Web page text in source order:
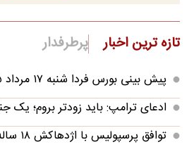
تازه ترین اخبار پرطرفدار
پیش بینی بورس فردا شنبه ۱۷ مرداد ۱۴۰۵
ادعای ترامپ: باید زودتر بروم؛ یک
توافق پرسپولیس با اژدهاکش ۱۸ ساله!